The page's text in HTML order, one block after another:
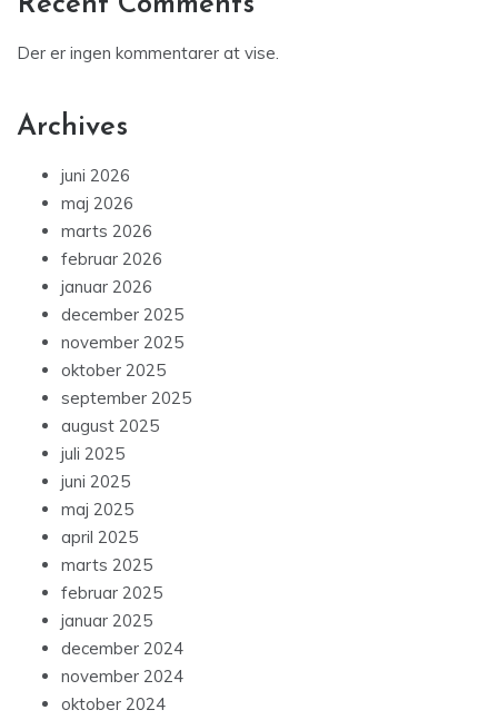
Der er ingen kommentarer at vise.
Archives
juni 2026
maj 2026
marts 2026
februar 2026
januar 2026
december 2025
november 2025
oktober 2025
september 2025
august 2025
juli 2025
juni 2025
maj 2025
april 2025
marts 2025
februar 2025
januar 2025
december 2024
november 2024
oktober 2024